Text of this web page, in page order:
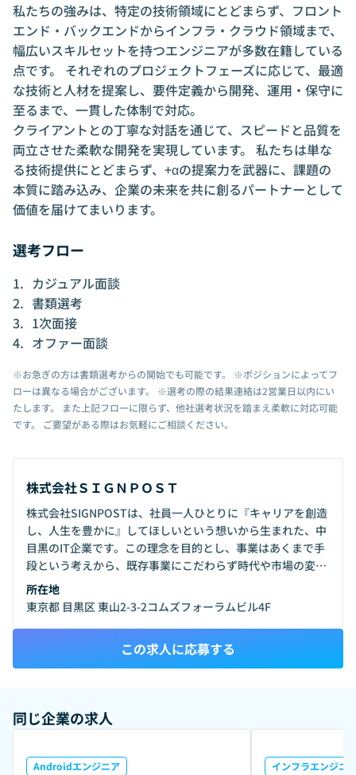
いてみたいという温度感でのご応募も大歓迎
です。 詳しくは以下のnote記事をお読みくだ
さい！ 【カジュアル面談参加者の口コミ】 h
ttps://note.com/signpost_pr/n/n7a540c4e
f7b2 【面接について】 https://note.com/si
gnpost_pr/n/n3d50fec88238 転職意欲は問
いません。 積極的にお仕事を探している、ま
ずはいろいろな企業の情報を知りたい、自分
の市場価値について客観的な意見を聞きたい
等、どんな温度感でも大歓迎です。 皆様から
のご応募を心よりお待ちしております。
私たちの強みは、特定の技術領域にとどまらず、フロント
エンド・バックエンドからインフラ・クラウド領域まで、
幅広いスキルセットを持つエンジニアが多数在籍している
点です。 それぞれのプロジェクトフェーズに応じて、最適
な技術と人材を提案し、要件定義から開発、運用・保守に
至るまで、一貫した体制で対応。
クライアントとの丁寧な対話を通じて、スピードと品質を
両立させた柔軟な開発を実現しています。 私たちは単な
る技術提供にとどまらず、+αの提案力を武器に、課題の
本質に踏み込み、企業の未来を共に創るパートナーとして
価値を届けてまいります。
選考フロー
カジュアル面談
書類選考
1次面接
オファー面談
※お急ぎの方は書類選考からの開始でも可能です。 ※ポジションによってフ
ローは異なる場合がございます。 ※選考の際の結果連絡は2営業日以内にい
たします。 また上記フローに限らず、他社選考状況を踏まえ柔軟に対応可能
です。 ご要望がある際はお気軽にご相談ください。
株式会社ＳＩＧＮＰＯＳＴ
株式会社SIGNPOSTは、社員一人ひとりに『キャリアを創造
し、人生を豊かに』してほしいという想いから生まれた、中
目黒のIT企業です。この理念を目的とし、事業はあくまで手
段という考えから、既存事業にこだわらず時代や市場の変化
に柔軟に適応し、環境や制度を整えながら業績としても毎年
伸長と堅調に推移しています。設立8期目（※）の比較的若
い会社ですがエンジニア人数も毎年純増。社員のキャリアア
まざまな仕組みや福利厚生を整えています。・健康経営優良
法人2026・ストレスフリーカンパニー2026・関東ITソフト
ト率：80％・入社時の給与UP割合95％がUP・有給消化率：
100％・平均年齢：31歳・男女比：7:3※2026年6月時点
所在地
東京都 目黒区 東山2-3-2コムズフォーラムビル4F
この求人に応募する
同じ企業の求人
Androidエンジニア インフラエンジニ